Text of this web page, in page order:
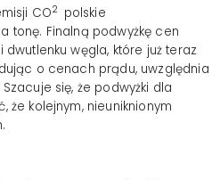
CO2 polskie
tonę. Finalną podwyżkę cen
węgla, które już teraz
o cenach prądu, uwzględnia
się, że podwyżki dla
że kolejnym, nieuniknionym